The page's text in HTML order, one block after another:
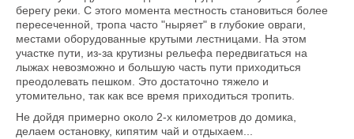
берегу реки. С этого момента местность становиться более
пересеченной, тропа часто "ныряет" в глубокие овраги,
местами оборудованные крутыми лестницами. На этом
участке пути, из-за крутизны рельефа передвигаться на
лыжах невозможно и большую часть пути приходиться
преодолевать пешком. Это достаточно тяжело и
утомительно, так как все время приходиться тропить.
Не дойдя примерно около 2-х километров до домика,
делаем остановку, кипятим чай и отдыхаем...